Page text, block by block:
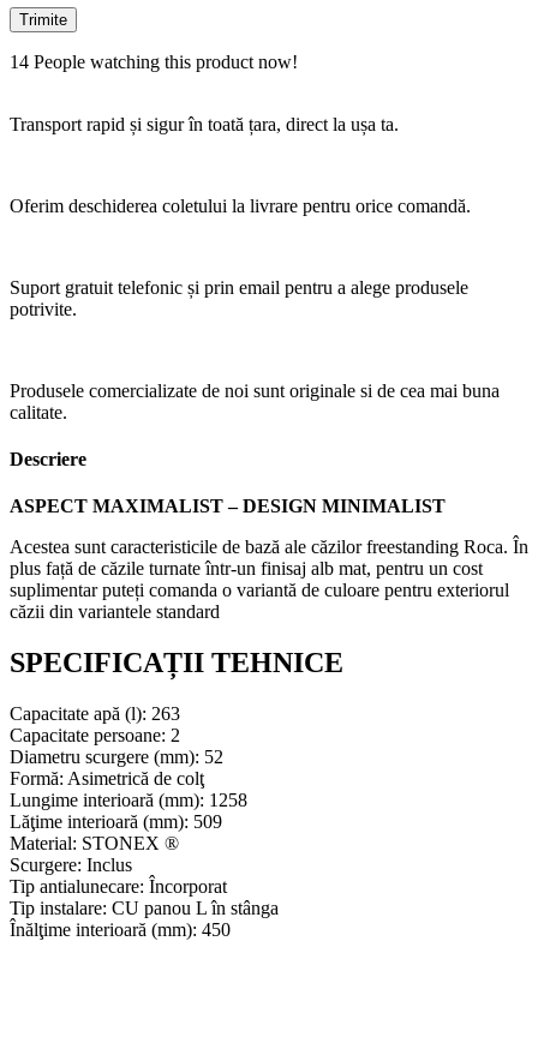
14 People watching this product now!
Transport rapid și sigur în toată țara, direct la ușa ta.
Oferim deschiderea coletului la livrare pentru orice comandă.
Suport gratuit telefonic și prin email pentru a alege produsele
potrivite.
Produsele comercializate de noi sunt originale si de cea mai buna
calitate.
Descriere
ASPECT MAXIMALIST – DESIGN MINIMALIST
Acestea sunt caracteristicile de bază ale căzilor freestanding Roca. În
plus față de căzile turnate într-un finisaj alb mat, pentru un cost
suplimentar puteți comanda o variantă de culoare pentru exteriorul
căzii din variantele standard
SPECIFICAȚII TEHNICE
Capacitate apă (l): 263
Capacitate persoane: 2
Diametru scurgere (mm): 52
Formă: Asimetrică de colţ
Lungime interioară (mm): 1258
Lăţime interioară (mm): 509
Material: STONEX ®
Scurgere: Inclus
Tip antialunecare: Încorporat
Tip instalare: CU panou L în stânga
Înălţime interioară (mm): 450